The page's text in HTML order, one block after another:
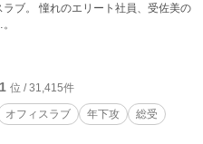
ブ。 憧れのエリート社員、受佐美の
位 / 31,415件
オフィスラブ 年下攻
総受